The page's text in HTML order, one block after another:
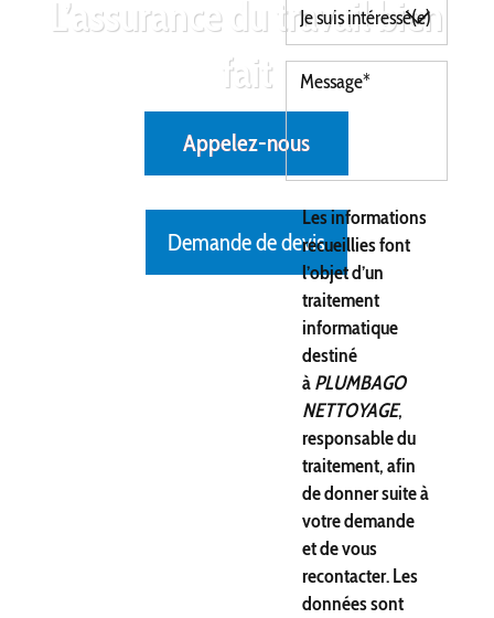
L’assurance du travail bien
fait
Appelez-nous
Demande de devis
Les informations
recueillies font
l’objet d’un
traitement
informatique
destiné
àPLUMBAGO
NETTOYAGE,
responsable du
traitement, afin
de donner suite à
votre demande
et de vous
recontacter. Les
données sont